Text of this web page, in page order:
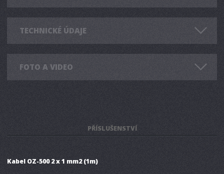
TECHNICKÉ ÚDAJE
FOTO A VIDEO
PŘÍSLUŠENSTVÍ
Kabel OZ-500 2 x 1 mm2 (1m)